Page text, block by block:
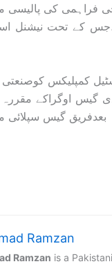
کی پالیسی
کے تحت نیشنل
مزید 5 ایم ایم سی ایف ڈی
بعدفریق گیس سپلائی
Ramzan
Ramzan is a